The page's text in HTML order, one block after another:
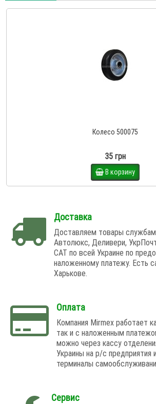
Колесо 500075
35 грн
В корзину
Доставка
Доставляем товары
Автолюкс, Деливери,
САТ по всей Украине по
наложенному платежу. Есть
Харькове.
Оплата
Компания Mirmex работает
так и с наложенным
можно через кассу
Украины на р/с предприятия
терминалы
Сервис